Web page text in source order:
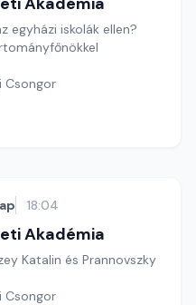
egyházi iskolák ellen?
Csongor
18:04
Akadémia
Katalin és Prannovszky
Csongor